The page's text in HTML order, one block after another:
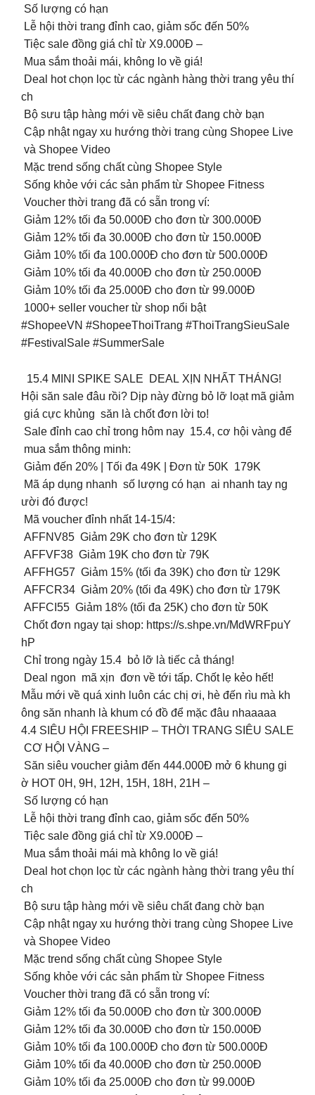
Số lượng có hạn
Lễ hội thời trang đỉnh cao, giảm sốc đến 50%
Tiệc sale đồng giá chỉ từ X9.000Đ –
Mua sắm thoải mái, không lo về giá!
Deal hot chọn lọc từ các ngành hàng thời trang yêu thí
ch
Bộ sưu tập hàng mới về siêu chất đang chờ bạn
Cập nhật ngay xu hướng thời trang cùng Shopee Live
và Shopee Video
Mặc trend sống chất cùng Shopee Style
Sống khỏe với các sản phẩm từ Shopee Fitness
Voucher thời trang đã có sẵn trong ví:
️ Giảm 12% tối đa 50.000Đ cho đơn từ 300.000Đ
️ Giảm 12% tối đa 30.000Đ cho đơn từ 150.000Đ
️ Giảm 10% tối đa 100.000Đ cho đơn từ 500.000Đ
️ Giảm 10% tối đa 40.000Đ cho đơn từ 250.000Đ
️ Giảm 10% tối đa 25.000Đ cho đơn từ 99.000Đ
1000+ seller voucher từ shop nổi bật
#ShopeeVN #ShopeeThoiTrang #ThoiTrangSieuSale
#FestivalSale #SummerSale
15.4 MINI SPIKE SALE DEAL XỊN NHẤT THÁNG!
Hội săn sale đâu rồi? Dịp này đừng bỏ lỡ loạt mã giảm
giá cực khủng săn là chốt đơn lời to!
Sale đỉnh cao chỉ trong hôm nay 15.4, cơ hội vàng để
mua sắm thông minh:
Giảm đến 20% | Tối đa 49K | Đơn từ 50K 179K
Mã áp dụng nhanh số lượng có hạn ai nhanh tay ng
ười đó được!
Mã voucher đỉnh nhất 14-15/4:
AFFNV85 Giảm 29K cho đơn từ 129K
AFFVF38 Giảm 19K cho đơn từ 79K
AFFHG57 Giảm 15% (tối đa 39K) cho đơn từ 129K
AFFCR34 Giảm 20% (tối đa 49K) cho đơn từ 179K
AFFCI55 Giảm 18% (tối đa 25K) cho đơn từ 50K
Chốt đơn ngay tại shop: https://s.shpe.vn/MdWRFpuY
hP
Chỉ trong ngày 15.4 bỏ lỡ là tiếc cả tháng!
Deal ngon mã xịn đơn về tới tấp. Chốt lẹ kẻo hết!
Mẫu mới về quá xinh luôn các chị ơi, hè đến rìu mà kh
ông săn nhanh là khum có đồ để mặc đâu nhaaaaa
4.4 SIÊU HỘI FREESHIP – THỜI TRANG SIÊU SALE
CƠ HỘI VÀNG –
Săn siêu voucher giảm đến 444.000Đ mở 6 khung gi
ờ HOT 0H, 9H, 12H, 15H, 18H, 21H –
Số lượng có hạn
Lễ hội thời trang đỉnh cao, giảm sốc đến 50%
Tiệc sale đồng giá chỉ từ X9.000Đ –
Mua sắm thoải mái mà không lo về giá!
Deal hot chọn lọc từ các ngành hàng thời trang yêu thí
ch
Bộ sưu tập hàng mới về siêu chất đang chờ bạn
Cập nhật ngay xu hướng thời trang cùng Shopee Live
và Shopee Video
Mặc trend sống chất cùng Shopee Style
Sống khỏe với các sản phẩm từ Shopee Fitness
Voucher thời trang đã có sẵn trong ví:
️ Giảm 12% tối đa 50.000Đ cho đơn từ 300.000Đ
️ Giảm 12% tối đa 30.000Đ cho đơn từ 150.000Đ
️ Giảm 10% tối đa 100.000Đ cho đơn từ 500.000Đ
️ Giảm 10% tối đa 40.000Đ cho đơn từ 250.000Đ
️ Giảm 10% tối đa 25.000Đ cho đơn từ 99.000Đ